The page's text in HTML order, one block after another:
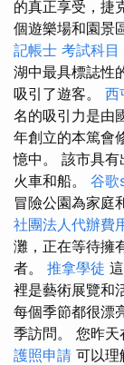
的真正享受，捷
個遊樂場和園景
記帳士 考試科目
湖中最具標誌性
吸引了遊客。 西
名的吸引力是由
年創立的本篤會
憶中。 該市具有
火車和船。 谷歌
冒險公園為家庭
社團法人代辦費
灘，正在等待擁
者。 推拿學徒
裡是藝術展覽和
每個季節都很漂
季訪問。 您昨天
護照申請 可以理